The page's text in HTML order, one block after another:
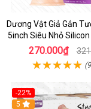
Dương Vật Giả Gắn
5inch Siêu Nhỏ
270.000₫
-22%
Hot
5